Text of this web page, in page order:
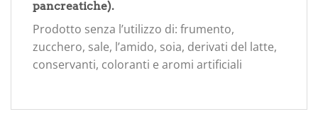
pancreatiche).
Prodotto senza l’utilizzo di: frumento,
zucchero, sale, l’amido, soia, derivati del latte,
conservanti, coloranti e aromi artificiali